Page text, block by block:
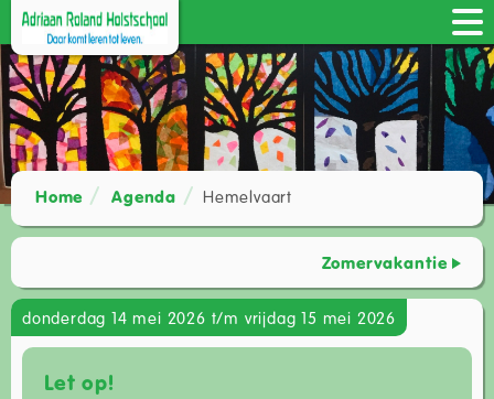
Home Agenda Hemelvaart
Zomervakantie
donderdag 14 mei 2026 t/m vrijdag 15 mei 2026
Let op!